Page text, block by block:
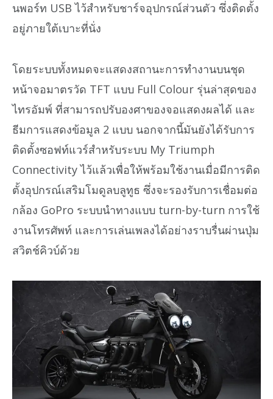
นพอร์ท USB ไว้สำหรับชาร์จอุปกรณ์ส่วนตัว ซึ่งติดตั้ง
อยู่ภายใต้เบาะที่นั่ง
โดยระบบทั้งหมดจะแสดงสถานะการทำงานบนชุด
หน้าจอมาตรวัด TFT แบบ Full Colour รุ่นล่าสุดของ
ไทรอัมพ์ ที่สามารถปรับองศาของจอแสดงผลได้ และ
ธีมการแสดงข้อมูล 2 แบบ นอกจากนี้มันยังได้รับการ
ติดตั้งซอฟท์แวร์สำหรับระบบ My Triumph
Connectivity ไว้แล้วเพื่อให้พร้อมใช้งานเมื่อมีการติด
ตั้งอุปกรณ์เสริมโมดูลบลูทูธ ซึ่งจะรองรับการเชื่อมต่อ
กล้อง GoPro ระบบนำทางแบบ turn-by-turn การใช้
งานโทรศัพท์ และการเล่นเพลงได้อย่างราบรื่นผ่านปุ่ม
สวิตช์คิวบ์ด้วย